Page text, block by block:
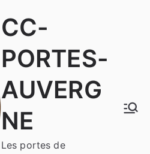
CC-
PORTES-
AUVERG
NE
Les portes de